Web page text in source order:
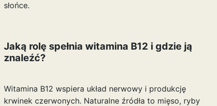
słońce.
Jaką rolę spełnia witamina B12 i gdzie ją
znaleźć?
Witamina B12 wspiera układ nerwowy i produkcję
krwinek czerwonych. Naturalne źródła to mięso, ryby